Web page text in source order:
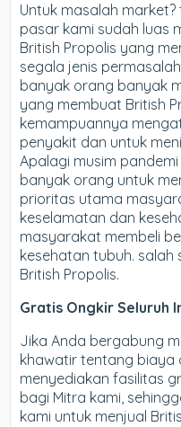
Untuk masalah
pasar kami sudah luas
British Propolis yang
segala jenis
banyak orang banyak
yang membuat British
kemampuannya
penyakit dan untuk
Apalagi musim
banyak orang untuk
prioritas utama
keselamatan dan
masyarakat membeli
kesehatan tubuh. salah
British Propolis.
Gratis Ongkir Seluruh
Jika Anda bergabung
khawatir tentang biaya
menyediakan fasilitas
bagi Mitra kami,
kami untuk menjual